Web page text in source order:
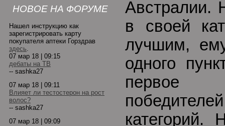
НОВОЕ НА ФОРУМЕ
Нашел инструкцию как
зарегистрировать карту
покупателя аптеки Горздрав
здесь.
07 мар 18 | 09:15
дебаты на ТВ
-- sashka27
07 мар 18 | 09:11
Влияет ли тестостерон на рост
волос?
-- sashka27
07 мар 18 | 09:09
Австралии.
в своей
лучшим,
одного
первое